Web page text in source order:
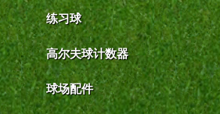
练习球
高尔夫球计数器
球场配件